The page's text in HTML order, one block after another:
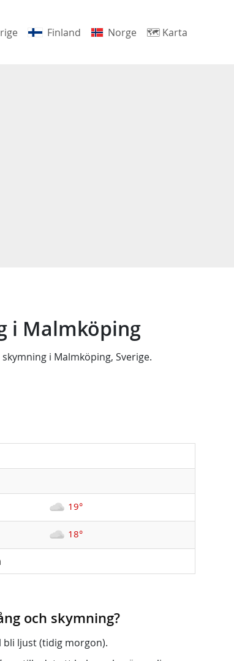
Finland Norge 🗺 Karta
i Malmköping
skymning i Malmköping, Sverige.
19°
18°
och skymning?
ljust (tidig morgon).